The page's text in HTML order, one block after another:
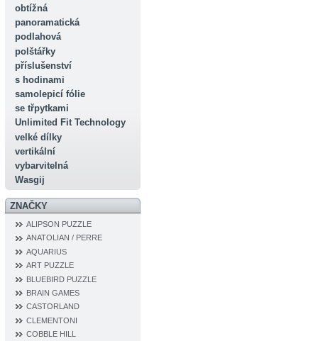
obtížná
panoramatická
podlahová
polštářky
příslušenství
s hodinami
samolepicí fólie
se třpytkami
Unlimited Fit Technology
velké dílky
vertikální
vybarvitelná
Wasgij
ZNAČKY
ALIPSON PUZZLE
ANATOLIAN / PERRE
AQUARIUS
ART PUZZLE
BLUEBIRD PUZZLE
BRAIN GAMES
CASTORLAND
CLEMENTONI
COBBLE HILL